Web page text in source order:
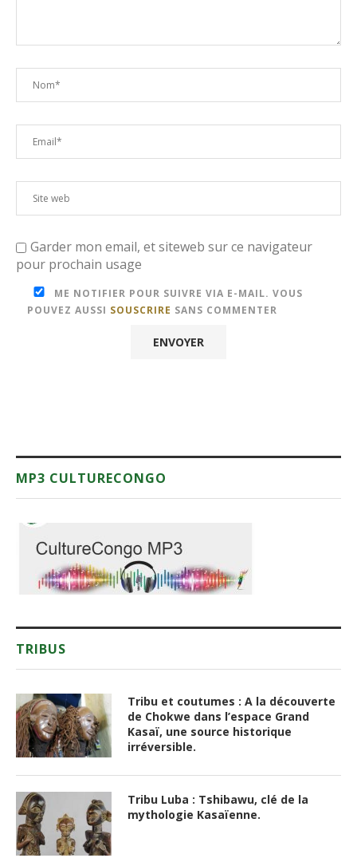
Garder mon email, et siteweb sur ce navigateur
pour prochain usage
ME NOTIFIER POUR SUIVRE VIA E-MAIL. VOUS
POUVEZ AUSSI SOUSCRIRE SANS COMMENTER
MP3 CULTURECONGO
TRIBUS
Tribu et coutumes : A la découverte
de Chokwe dans l’espace Grand
Kasaï, une source historique
irréversible.
Tribu Luba : Tshibawu, clé de la
mythologie Kasaïenne.